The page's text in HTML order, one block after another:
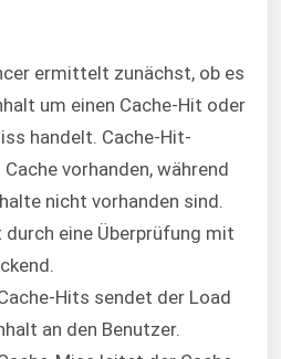
ermittelt zunächst, ob es
um einen Cache-Hit oder
handelt. Cache-Hit-
vorhanden, während
nicht vorhanden sind.
durch eine Überprüfung mit
Hits sendet der Load
an den Benutzer.